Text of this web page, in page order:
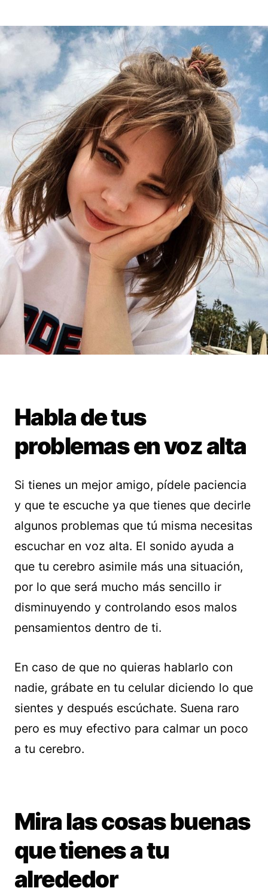
Habla de tus
problemas en voz alta
Si tienes un mejor amigo, pídele paciencia
y que te escuche ya que tienes que decirle
algunos problemas que tú misma necesitas
escuchar en voz alta. El sonido ayuda a
que tu cerebro asimile más una situación,
por lo que será mucho más sencillo ir
disminuyendo y controlando esos malos
pensamientos dentro de ti.
En caso de que no quieras hablarlo con
nadie, grábate en tu celular diciendo lo que
sientes y después escúchate. Suena raro
pero es muy efectivo para calmar un poco
a tu cerebro.
Mira las cosas buenas
que tienes a tu
alrededor